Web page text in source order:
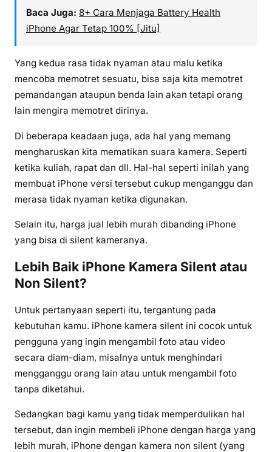
Baca Juga: 8+ Cara Menjaga Battery Health
iPhone Agar Tetap 100% [Jitu]
Yang kedua rasa tidak nyaman atau malu ketika
mencoba memotret sesuatu, bisa saja kita memotret
pemandangan ataupun benda lain akan tetapi orang
lain mengira memotret dirinya.
Di beberapa keadaan juga, ada hal yang memang
mengharuskan kita mematikan suara kamera. Seperti
ketika kuliah, rapat dan dll. Hal-hal seperti inilah yang
membuat iPhone versi tersebut cukup menganggu dan
merasa tidak nyaman ketika digunakan.
Selain itu, harga jual lebih murah dibanding iPhone
yang bisa di silent kameranya.
Lebih Baik iPhone Kamera Silent atau
Non Silent?
Untuk pertanyaan seperti itu, tergantung pada
kebutuhan kamu. iPhone kamera silent ini cocok untuk
pengguna yang ingin mengambil foto atau video
secara diam-diam, misalnya untuk menghindari
mengganggu orang lain atau untuk mengambil foto
tanpa diketahui.
Sedangkan bagi kamu yang tidak memperdulikan hal
tersebut, dan ingin membeli iPhone dengan harga yang
lebih murah, iPhone dengan kamera non silent (yang